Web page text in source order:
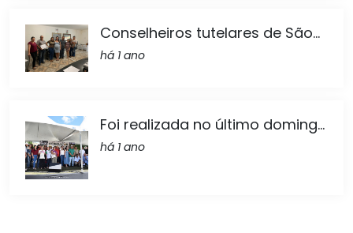
Conselheiros tutelares de São...
há 1 ano
Foi realizada no último doming...
há 1 ano